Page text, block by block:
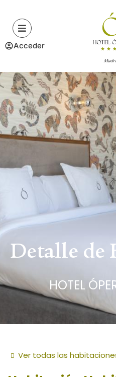
Acceder
Detalle de
HOTEL
Ver todas las